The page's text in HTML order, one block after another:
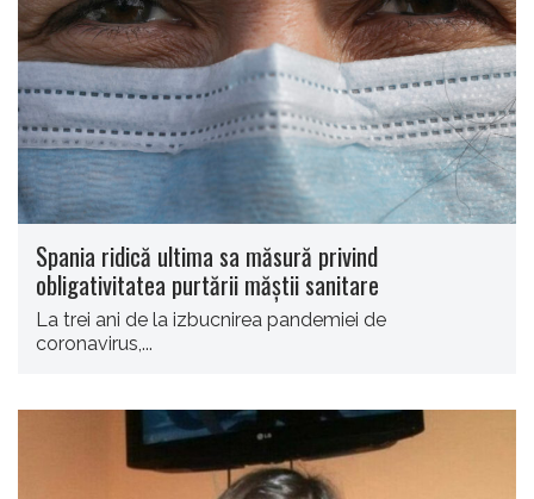
Spania ridică ultima sa măsură privind
obligativitatea purtării măştii sanitare
La trei ani de la izbucnirea pandemiei de
coronavirus,...